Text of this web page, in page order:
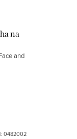
na
and
0482002